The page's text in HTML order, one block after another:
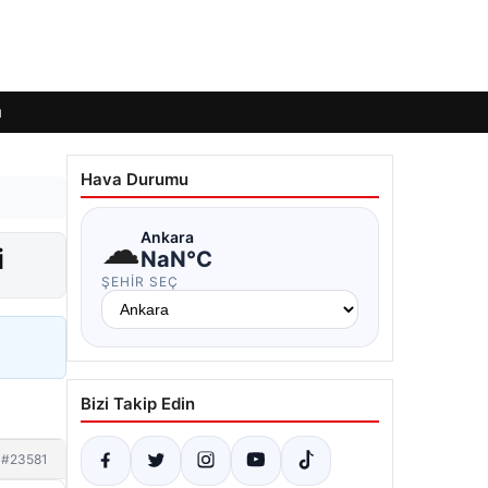
#23581
Hava Durumu
☁Ankara
NaN°C
ŞEHIR SEÇ
Bizi Takip Edin